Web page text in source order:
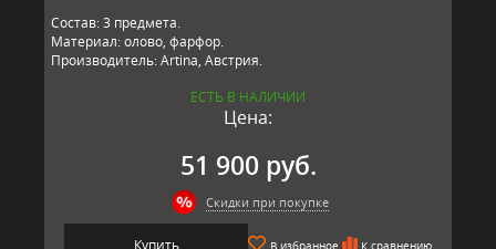
Состав: 3 предмета.
Материал: олово, фарфор.
Производитель: Artina, Австрия.
ЕСТЬ В НАЛИЧИИ
Цена:
51 900 руб.
Скидки при покупке
Купить В избранное К сравнению